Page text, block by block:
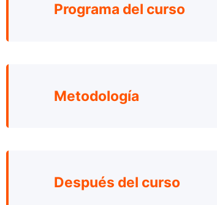
Programa del curso
Metodología
Después del curso